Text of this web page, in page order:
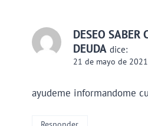
DESEO SABER
DEUDA dice:
21 de mayo de
ayudeme informandome